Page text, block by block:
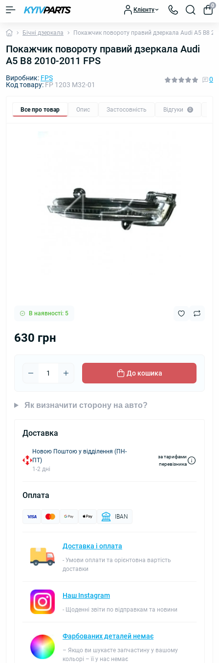
Клієнту
0
Бічні дзеркала Покажчик повороту правий дзеркала Audi A5 B8
Покажчик повороту правий дзеркала Audi
A5 B8 2010-2011 FPS
Виробник: FPS
Код товару: FP 1203 M32-01
0
Все про товар Опис Застосовність Відгуки 0
В наявності: 5
630 грн
До кошика
Як визначити сторону на авто?
Доставка
Новою Поштою у відділення (ПН-
ПТ)
1-2 дні
за тарифами
перевізника
Оплата
IBAN
Доставка і оплата
- Умови оплати та орієнтовна вартість
доставки
Наш Instagram
- Щоденні звіти по відправкам та новини
Фарбованих деталей немає
– Якщо ви шукаєте запчастину у вашому
кольорі – її у нас немає